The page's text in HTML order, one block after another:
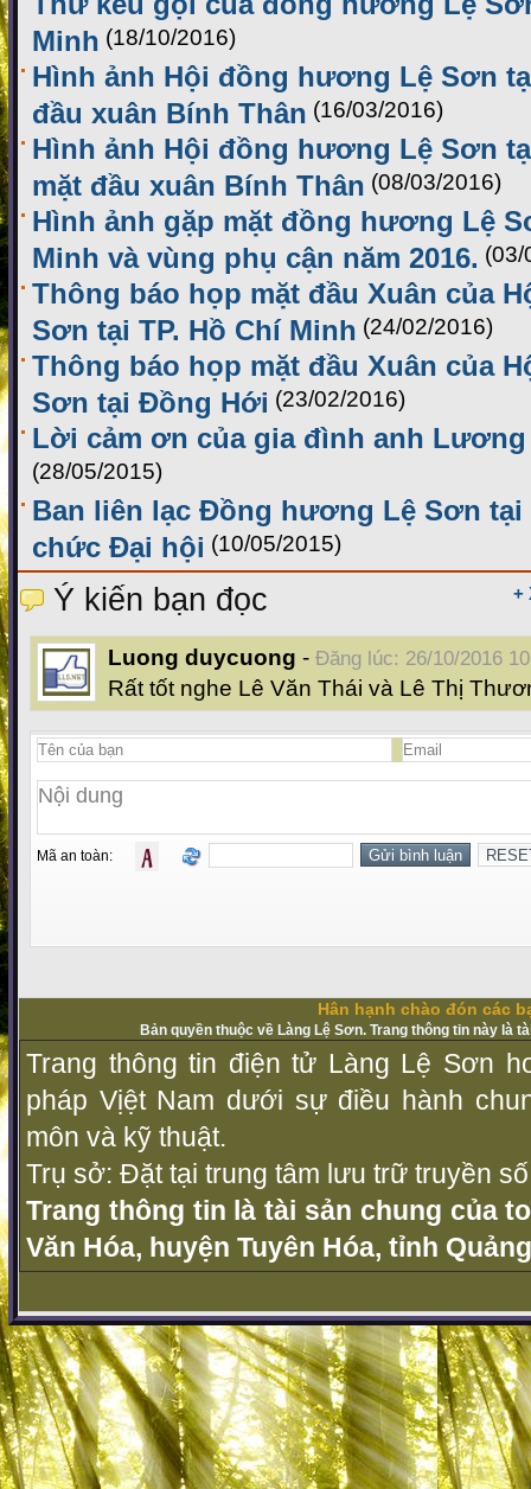
Minh (18/10/2016)
Hình ảnh Hội đồng hương Lệ Sơn
đầu xuân Bính Thân (16/03/2016)
Hình ảnh Hội đồng hương Lệ Sơn
mặt đầu xuân Bính Thân (08/03/2016)
Hình ảnh gặp mặt đồng hương Lệ
Minh và vùng phụ cận năm 2016. (03/
Thông báo họp mặt đầu Xuân của
Sơn tại TP. Hồ Chí Minh (24/02/2016)
Thông báo họp mặt đầu Xuân của
Sơn tại Đồng Hới (23/02/2016)
Lời cảm ơn của gia đình anh
(28/05/2015)
Ban liên lạc Đồng hương Lệ Sơn
chức Đại hội (10/05/2015)
+
Ý kiến bạn đọc
Luong duycuong - Đăng lúc: 26/10/2016
Rất tốt nghe Lê Văn Thái và Lê Thị
Mã an toàn:
Hân hạnh chào đón các
Bản quyền thuộc về Làng Lệ Sơn. Trang thông tin này là
Trang thông tin điện tử Làng Lệ Sơn
pháp Vịệt Nam dưới sự điều hành
môn và kỹ thuật.
Trụ sở: Đặt tại trung tâm lưu trữ truyền
Trang thông tin là tài sản chung của
Văn Hóa, huyện Tuyên Hóa, tỉnh